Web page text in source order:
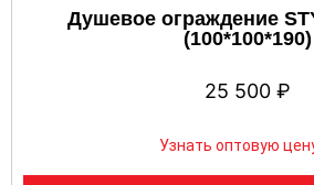
Душевое ограждение
(100*100*190)
25 500 ₽
Узнать оптовую